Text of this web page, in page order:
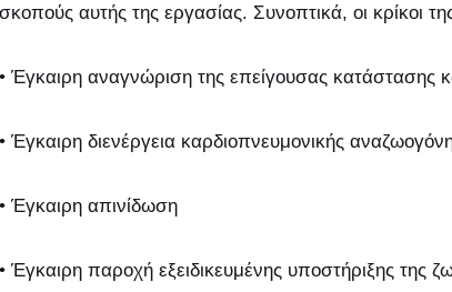
σκοπούς αυτής της εργασίας. Συνοπτικά, οι κρίκοι
• Έγκαιρη αναγνώριση της επείγουσας κατάστασης
• Έγκαιρη διενέργεια καρδιοπνευμονικής
• Έγκαιρη απινίδωση
• Έγκαιρη παροχή εξειδικευμένης υποστήριξης της